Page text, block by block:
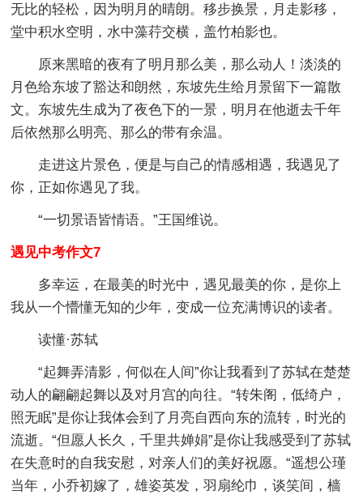
无比的轻松，因为明月的晴朗。移步换景，月走影移，
堂中积水空明，水中藻荇交横，盖竹柏影也。
原来黑暗的夜有了明月那么美，那么动人！淡淡的
月色给东坡了豁达和朗然，东坡先生给月景留下一篇散
文。东坡先生成为了夜色下的一景，明月在他逝去千年
后依然那么明亮、那么的带有余温。
走进这片景色，便是与自己的情感相遇，我遇见了
你，正如你遇见了我。
“一切景语皆情语。”王国维说。
遇见中考作文7
多幸运，在最美的时光中，遇见最美的你，是你上
我从一个懵懂无知的少年，变成一位充满博识的读者。
读懂·苏轼
“起舞弄清影，何似在人间”你让我看到了苏轼在楚楚
动人的翩翩起舞以及对月宫的向往。“转朱阁，低绮户，
照无眠”是你让我体会到了月亮自西向东的流转，时光的
流逝。“但愿人长久，千里共婵娟”是你让我感受到了苏轼
在失意时的自我安慰，对亲人们的美好祝愿。“遥想公瑾
当年，小乔初嫁了，雄姿英发，羽扇纶巾，谈笑间，樯